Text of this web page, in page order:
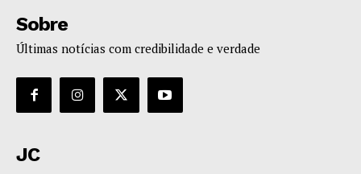
Sobre
Últimas notícias com credibilidade e verdade
JC